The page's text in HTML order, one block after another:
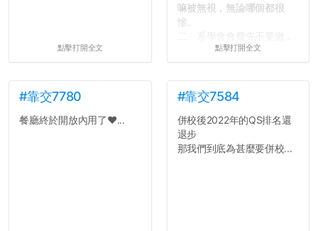
點擊打開全文
嘛被無視，無論哪個都很
慘。
很多人一路輕鬆自在到畢業
上早八的毅力跟每年的新年
新希望一樣不持久。
四、不要當班代。不要當班
代。不要當班代。
五、每天都能穿便服上學好
點擊打開全文
#靠交7780
餐廳終於開放內用了❤️...
#靠交7584
併校後2022年的QS排名還
退步
那我們到底為甚麼要併校...